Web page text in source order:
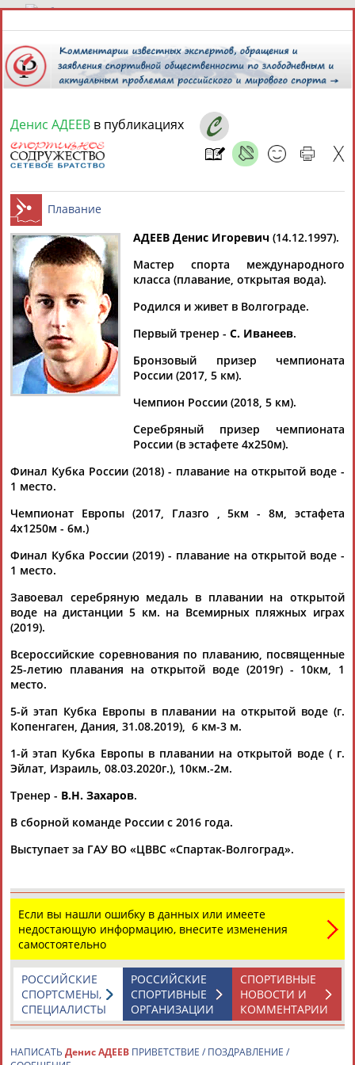
8 августа 2026 года,17:24
1персона
Денис
АДЕЕВ
Ваш запрос: "Денис АДЕЕВ"
Документы 1-10 из 13 найденных уникальных документов
1 2
Плавание. Чемпионат мира по водным видам спорта 2025.
видеотрансляция)
...nbsp;Маргарита Ершова, Полина Козякина, Ксения
Лузин, Владислав Утробин. ...
(Проект:Информационное агентство СТАДИОН
Спортсмены из России впервые за шесть лет выступят на
...Полина Козякина, Ксения Мишарина, Екатерина Сорокина,
Денис
Адеев, Савелий Лузин, Владислав Утробин. В
программе...
11.07.2025
Плавание на открытой воде. Чемпионат Европы 2020 по
видеотрансляция)
...Анастасия Кирпичникова, Валерия Ермакова, Кирилл
Руслан Садыков... ...Екатерина Сорокина) и мужчин (Кирилл
Абросимов,Денис Адеев, Кирилл Беляев). Плавание на
(Проект:Информационное агентство СТАДИОН
12.05.2021
водным видам спорта. Женщины. 5 км (прямая
Беляев,Денис Адеев, Мария Новикова, София Колесникова,
Руслан Садыков... ...Екатерина Сорокина) и мужчин (Кирилл
Абросимов,Денис Адеев, Кирилл Беляев). Плавание на
открытой воде. Чемпионат...
(Проект:Информационное агентство СТАДИОН)
12.05.2021
Объявлен состав сборной России по плаванию на открытой
воде на чемпионат Европы 2021
...Дратцев, Кирилл Абросимов, Кирилл Беляев, Руслан
Сорокина, Софья...
Денис АДЕЕВ в публикациях
Плавание
АДЕЕВ Денис Игоревич (14.12.1997).
Мастер спорта международного
класса (плавание, открытая вода).
Родился и живет в Волгограде.
Первый тренер - С. Иванеев.
Бронзовый призер чемпионата
России (2017, 5 км).
Чемпион России (2018, 5 км).
Серебряный призер чемпионата
России (в эстафете 4х250м).
Финал Кубка России (2018) - плавание на открытой воде -
1 место.
Чемпионат Европы (2017, Глазго , 5км - 8м, эстафета
4х1250м - 6м.)
Финал Кубка России (2019) - плавание на открытой воде -
1 место.
Завоевал серебряную медаль в плавании на открытой
воде на дистанции 5 км. на Всемирных пляжных играх
(2019).
Всероссийские соревнования по плаванию, посвященные
25-летию плавания на открытой воде (2019г) - 10км, 1
место.
5-й этап Кубка Европы в плавании на открытой воде (г.
Копенгаген, Дания, 31.08.2019), 6 км-3 м.
1-й этап Кубка Европы в плавании на открытой воде ( г.
Эйлат, Израиль, 08.03.2020г.), 10км.-2м.
Тренер - В.Н. Захаров.
В сборной команде России с 2016 года.
Выступает за ГАУ ВО «ЦВВС «Спартак-Волгоград».
Если вы нашли ошибку в данных или имеете
недостающую информацию, внесите изменения
самостоятельно
СПОРТИВНЫЕ
НОВОСТИ И
КОММЕНТАРИИ
РОССИЙСКИЕ
СПОРТИВНЫЕ
ОРГАНИЗАЦИИ
РОССИЙСКИЕ
СПОРТСМЕНЫ,
СПЕЦИАЛИСТЫ
НАПИСАТЬ Денис АДЕЕВ ПРИВЕТСТВИЕ / ПОЗДРАВЛЕНИЕ /